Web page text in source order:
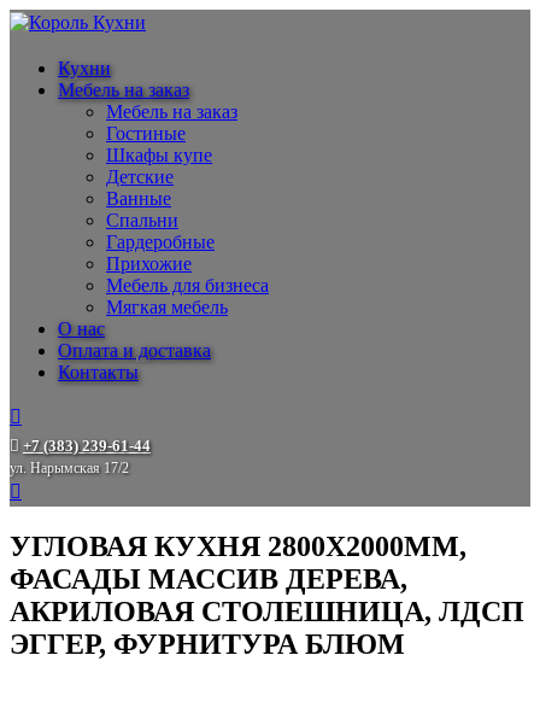
Кухни
Мебель на заказ
Мебель на заказ
Гостиные
Шкафы купе
Детские
Ванные
Спальни
Гардеробные
Прихожие
Мебель для бизнеса
Мягкая мебель
О нас
Оплата и доставка
Контакты
+7 (383) 239-61-44
ул. Нарымская 17/2
УГЛОВАЯ КУХНЯ 2800Х2000ММ,
ФАСАДЫ МАССИВ ДЕРЕВА,
АКРИЛОВАЯ СТОЛЕШНИЦА, ЛДСП
ЭГГЕР, ФУРНИТУРА БЛЮМ